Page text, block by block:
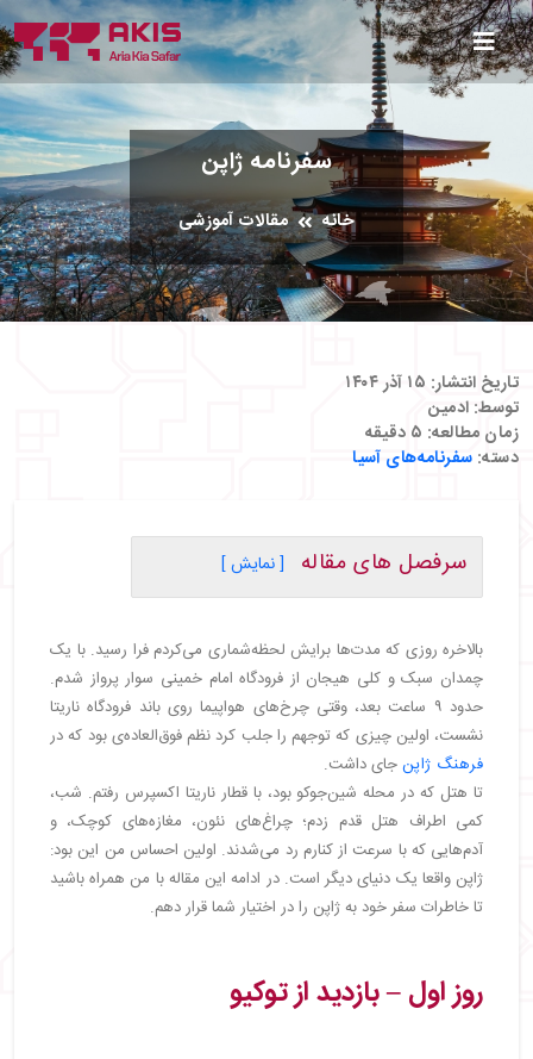
سفرنامه ژاپن
خانه مقالات آموزشی
تاریخ انتشار: ۱۵ آذر ۱۴۰۴
توسط: ادمین
زمان مطالعه: ۵ دقیقه
دسته: سفرنامه‌های آسیا
سرفصل های مقاله
[ نمایش ]
・روز اول – بازدید از توکیو
・ روز سوم – زیبایی‌های هاکونه
・روز چهارم – حرکت به سمت کیوتو
・ روز پنجم - باغ‌های زیبا و معابد طلایی کیوتو
・روز ششم – کیوتو تا اوزاکا
・
روز هشتم – بازگشت به ایران
بالاخره روزی که مدت‌ها برایش لحظه‌شماری می‌کردم فرا رسید. با یک
چمدان سبک و کلی هیجان از فرودگاه امام خمینی سوار پرواز شدم.
حدود ۹ ساعت بعد، وقتی چرخ‌های هواپیما روی باند فرودگاه ناریتا
نشست، اولین چیزی که توجهم را جلب کرد نظم فوق‌العاده‌ی بود که در
فرهنگ ژاپنجای داشت.
تا هتل که در محله شین‌جوکو بود، با قطار ناریتا اکسپرس رفتم. شب،
کمی اطراف هتل قدم زدم؛ چراغ‌های نئون، مغازه‌های کوچک، و
آدم‌هایی که با سرعت از کنارم رد می‌شدند. اولین احساس من این بود:
ژاپن واقعا یک دنیای دیگر است. در ادامه این مقاله با من همراه باشید
تا خاطرات سفر خود به ژاپن را در اختیار شما قرار دهم.
روز اول – بازدید از توکیو